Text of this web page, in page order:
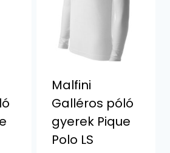
Malfini
Galléros póló
gyerek Pique
Polo LS